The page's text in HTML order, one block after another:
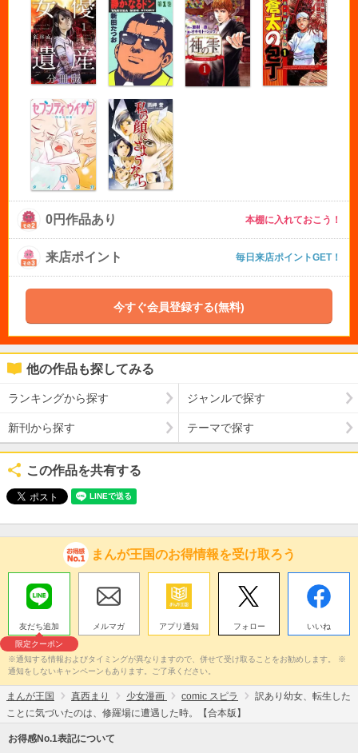
0円作品あり 本棚に入れておこう！
来店ポイント 毎日来店ポイントGET！
今すぐ会員登録する(無料)
他の作品も探してみる
ランキングから探す ジャンルで探す
新刊から探す テーマで探す
この作品を共有する
まんが王国のお得情報を受け取ろう
友だち追加
限定クーポン
メルマガ アプリ通知 フォロー いいね
※通知する情報およびタイミングが異なりますので、併せて受け取ることをお勧めします。 ※
通知をしないキャンペーンもあります。ご了承ください。
まんが王国 真西まり 少女漫画 comic スピラ
訳あり幼女、転生した
ことに気づいたのは、修羅場に遭遇した時。【合本版】
お得感No.1表記について